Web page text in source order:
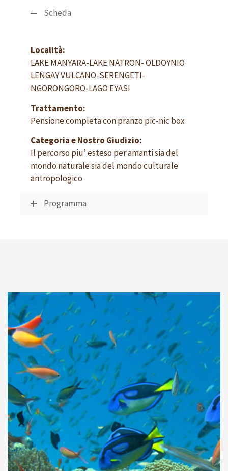
Scheda
Località:
LAKE MANYARA-LAKE NATRON- OLDOYNIO
LENGAY VULCANO-SERENGETI-
NGORONGORO-LAGO EYASI
Trattamento:
Pensione completa con pranzo pic-nic box
Categoria e Nostro Giudizio:
Il percorso piu’ esteso per amanti sia del
mondo naturale sia del mondo culturale
antropologico
Programma